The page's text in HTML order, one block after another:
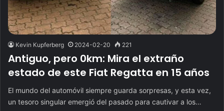
Kevin Kupferberg 2024-02-20 221
Antiguo, pero 0km: Mira el extraño
estado de este Fiat Regatta en 15 años
El mundo del automóvil siempre guarda sorpresas, y esta vez,
un tesoro singular emergió del pasado para cautivar a los…